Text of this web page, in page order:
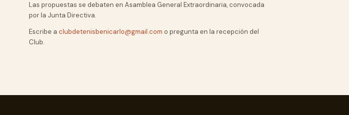
Las propuestas se debaten en Asamblea General Extraordinaria, convocada
por la Junta Directiva.
Escribe a clubdetenisbenicarlo@gmail.com o pregunta en la recepción del
Club.